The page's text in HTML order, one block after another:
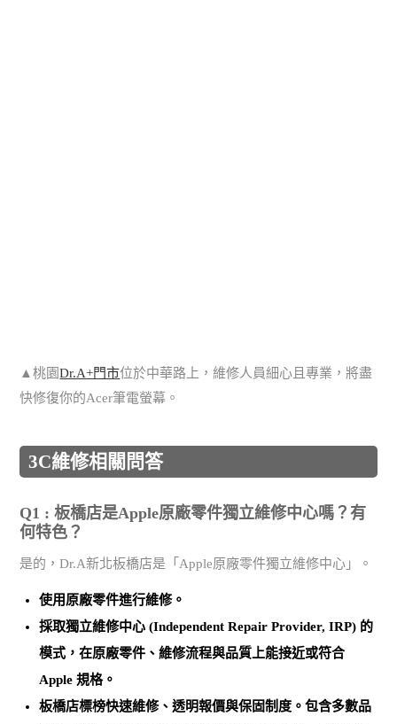
▲桃園Dr.A+門市位於中華路上，維修人員細心且專業，將盡
快修復你的Acer筆電螢幕。
3C維修相關問答
Q1 : 板橋店是Apple原廠零件獨立維修中心嗎？有
何特色？
是的，Dr.A新北板橋店是「Apple原廠零件獨立維修中心」。
使用原廠零件進行維修。
採取獨立維修中心 (Independent Repair Provider, IRP) 的
模式，在原廠零件、維修流程與品質上能接近或符合
Apple 規格。
板橋店標榜快速維修、透明報價與保固制度 。包含多數品